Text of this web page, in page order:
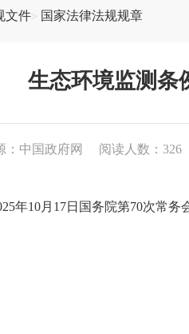
文件 国家法律法规规章
生态环境监测条
：中国政府网 阅读人数： 326
年10月17日国务院第70次常